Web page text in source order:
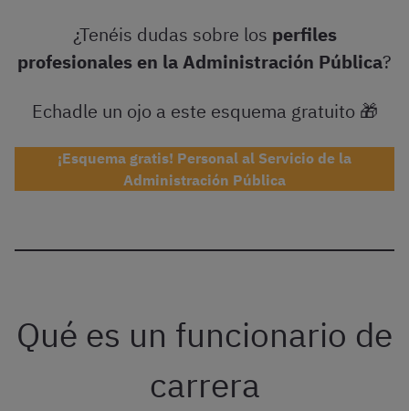
¿Tenéis dudas sobre los perfiles
profesionalesen la Administración Pública?
Echadle un ojo a este esquema gratuito 🎁
¡Esquema gratis! Personal al Servicio de la
Administración Pública
Qué es un funcionario de
carrera